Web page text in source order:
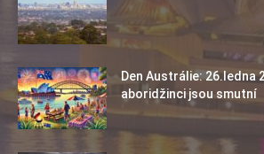
Den Austrálie: 26.ledna
aboridžinci jsou smutní